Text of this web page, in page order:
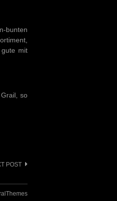
bunten
gute mit
so
POST